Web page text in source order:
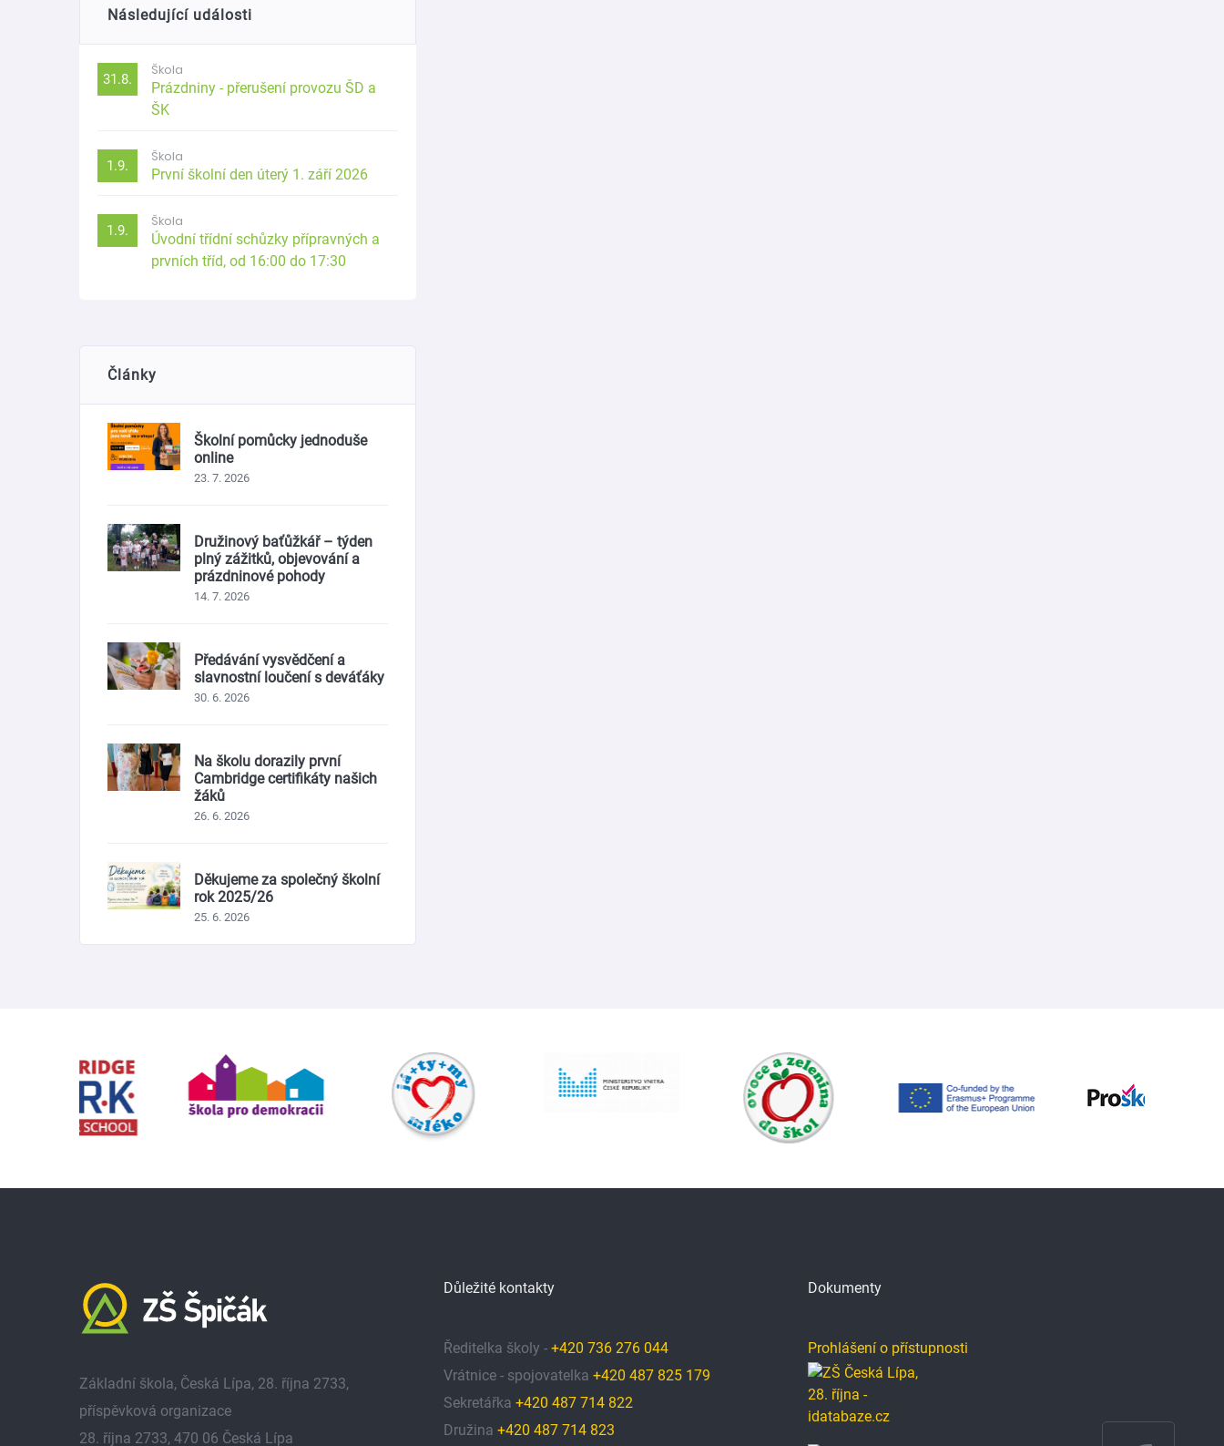
Následující události
31.8.
Škola
Prázdniny - přerušení provozu ŠD a
ŠK
1.9.
Škola
První školní den úterý 1. září 2026
1.9.
Škola
Úvodní třídní schůzky přípravných a
prvních tříd, od 16:00 do 17:30
Články
Školní pomůcky jednoduše
online
23. 7. 2026
Družinový baťůžkář – týden
plný zážitků, objevování a
prázdninové pohody
14. 7. 2026
Předávání vysvědčení a
slavnostní loučení s deváťáky
30. 6. 2026
Na školu dorazily první
Cambridge certifikáty našich
žáků
26. 6. 2026
Děkujeme za společný školní
rok 2025/26
25. 6. 2026
Základní škola, Česká Lípa, 28. října 2733,
příspěvková organizace
28. října 2733, 470 06 Česká Lípa
Důležité kontakty
Ředitelka školy - +420 736 276 044
Vrátnice - spojovatelka +420 487 825 179
Sekretářka +420 487 714 822
Družina +420 487 714 823
Dokumenty
Prohlášení o přístupnosti